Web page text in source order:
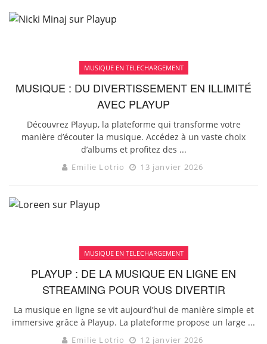
MUSIQUE EN TELECHARGEMENT
MUSIQUE : DU DIVERTISSEMENT EN ILLIMITÉ
AVEC PLAYUP
Découvrez Playup, la plateforme qui transforme votre
manière d’écouter la musique. Accédez à un vaste choix
d’albums et profitez des ...
Emilie Lotrio 13 janvier 2026
MUSIQUE EN TELECHARGEMENT
PLAYUP : DE LA MUSIQUE EN LIGNE EN
STREAMING POUR VOUS DIVERTIR
La musique en ligne se vit aujourd’hui de manière simple et
immersive grâce à Playup. La plateforme propose un large ...
Emilie Lotrio 12 janvier 2026